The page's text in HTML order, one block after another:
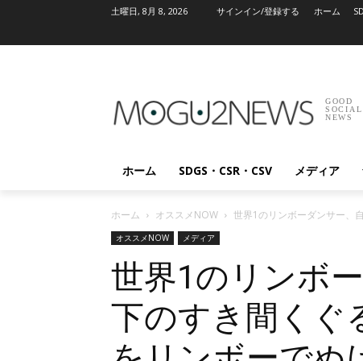
土曜日, 8月 8, 2026 サインイン/登録する ホーム
GOOD
SOCIAL
NEWS
ホーム SDGS・CSR・CSV メディア
ホーム オススメNOW 世界1のリンボーダンサー、
オススメNOW メディア
世界1のリンボ
下のすき間くぐ